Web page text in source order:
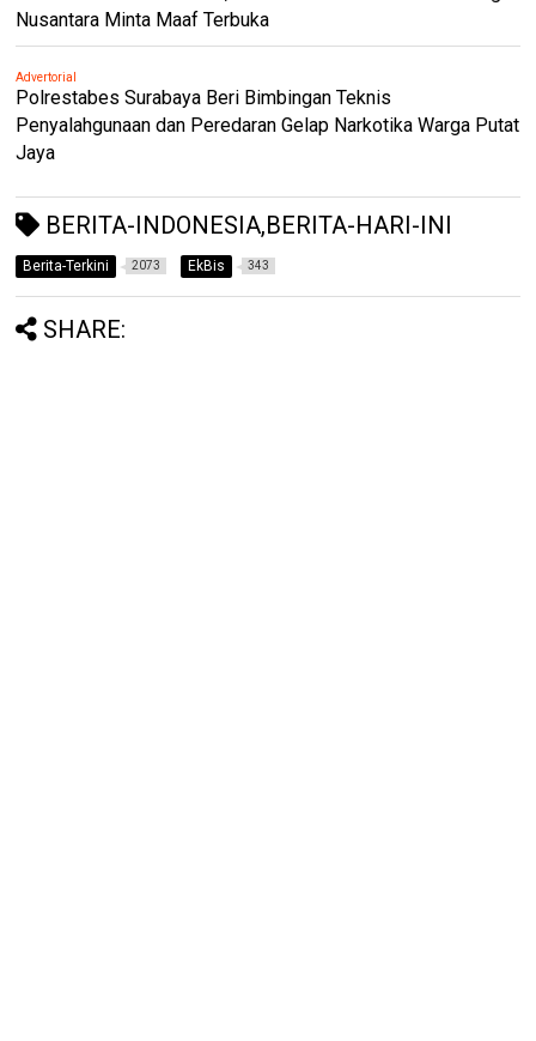
Nusantara Minta Maaf Terbuka
Advertorial
Polrestabes Surabaya Beri Bimbingan Teknis
Penyalahgunaan dan Peredaran Gelap Narkotika Warga Putat
Jaya
BERITA-INDONESIA,BERITA-HARI-INI
Berita-Terkini 2073 EkBis 343
SHARE: